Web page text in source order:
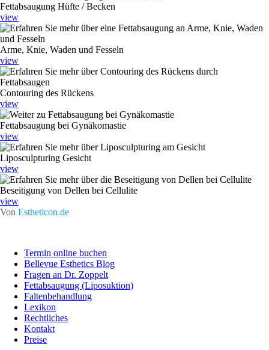
Fettabsaugung Hüfte / Becken
view
Arme, Knie, Waden und Fesseln
view
Contouring des Rückens
view
Fettabsaugung bei Gynäkomastie
view
Liposculpturing Gesicht
view
Beseitigung von Dellen bei Cellulite
view
Von Estheticon.de
Termin online buchen
Bellevue Esthetics Blog
Fragen an Dr. Zoppelt
Fettabsaugung (Liposuktion)
Faltenbehandlung
Lexikon
Rechtliches
Kontakt
Preise